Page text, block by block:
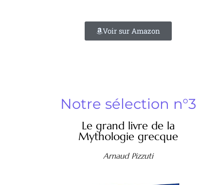
Voir sur Amazon
Notre sélection n°3
Le grand livre de la
Mythologie grecque
Arnaud Pizzuti